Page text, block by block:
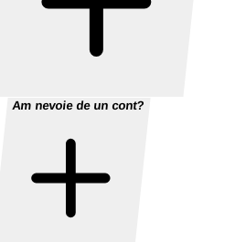
Am nevoie de un cont?